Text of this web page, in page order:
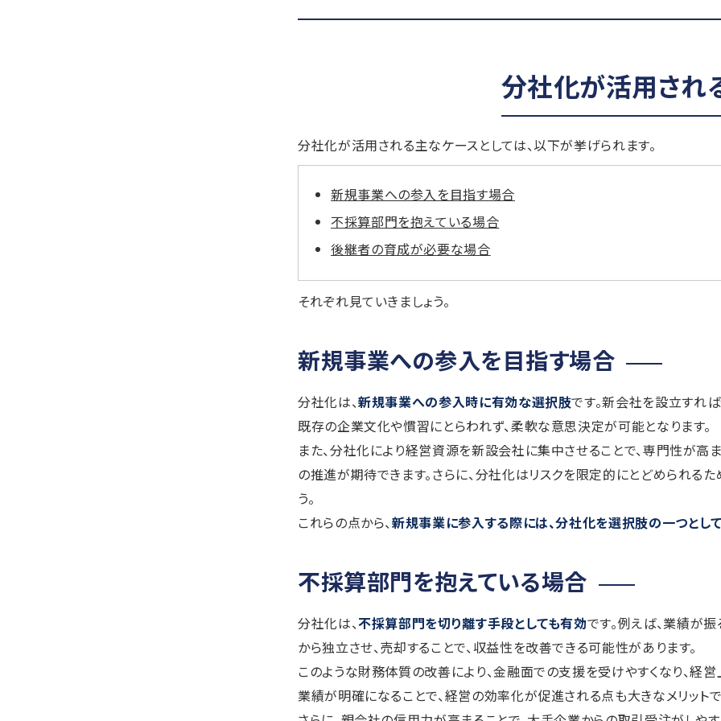
分社化が活用され
分社化が活用される主なケースとしては、以下が挙げられます。
新規事業への参入を目指す場合
不採算部門を抱えている場合
後継者の育成が必要な場合
それぞれ見ていきましょう。
新規事業への参入を目指す場合
分社化は、新規事業への参入時に有効な選択肢です。新会社を設立すれ
既存の企業文化や慣習にとらわれず、柔軟な意思決定が可能となります。
また、分社化により経営資源を新設会社に集中させることで、専門性が高
の推進が期待できます。さらに、分社化はリスクを限定的にとどめられる
う。
これらの点から、新規事業に参入する際には、分社化を選択肢の一つとし
不採算部門を抱えている場合
分社化は、不採算部門を切り離す手段としても有効です。例えば、業績が
から独立させ、売却することで、収益性を改善できる可能性があります。
このような財務体質の改善により、金融面での支援を受けやすくなり、経
業績が明確になることで、経営の効率化が促進される点も大きなメリットで